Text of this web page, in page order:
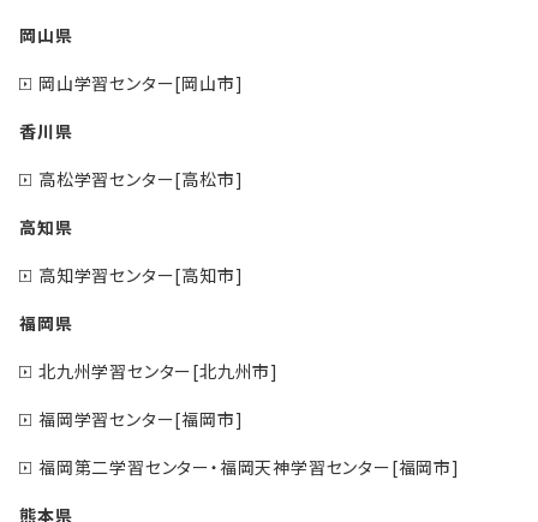
岡山県
岡山学習センター[岡山市]
香川県
高松学習センター[高松市]
高知県
高知学習センター[高知市]
福岡県
北九州学習センター[北九州市]
福岡学習センター[福岡市]
福岡第二学習センター・福岡天神学習センター[福岡市]
熊本県